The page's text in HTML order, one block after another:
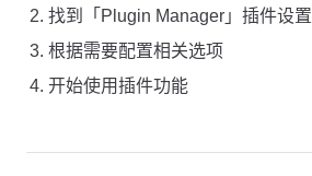
找到「Plugin Manager」插件设置
根据需要配置相关选项
开始使用插件功能